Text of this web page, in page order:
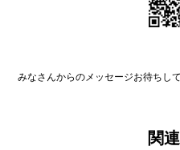
みなさんからのメッセージお待ちして
関